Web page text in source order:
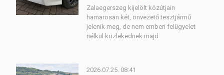
Zalaegerszeg kijelölt közútjain
hamarosan két, önvezető tesztjármű
jelenik meg, de nem emberi felügyelet
nélkül közlekednek majd.
2026.07.25. 08:41